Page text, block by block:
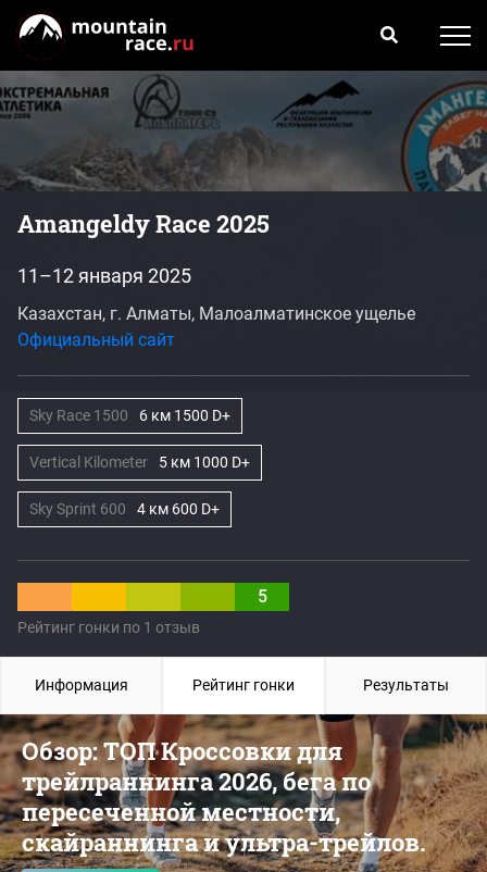
Amangeldy Race 2025
5
Рейтинг гонки по 1 отзыв
11–12 января 2025
Казахстан, г. Алматы, Малоалматинское ущелье
Официальный сайт
Sky Race 1500 6 км 1500 D+
Vertical Kilometer 5 км 1000 D+
Sky Sprint 600 4 км 600 D+
Обзор: ТОП Кроссовки для
трейлраннинга 2026, бега по
пересеченной местности,
скайраннинга и ультра-трейлов.
Информация Рейтинг гонки Результаты